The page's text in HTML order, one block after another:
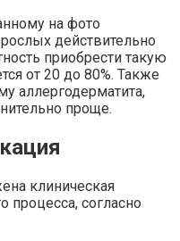
на фото
действительно
приобрести такую
от 20 до 80%. Также
аллергодерматита,
проще.
клиническая
процесса, согласно